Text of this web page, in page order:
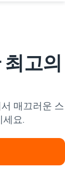
고의
매끄러운 스
세요.